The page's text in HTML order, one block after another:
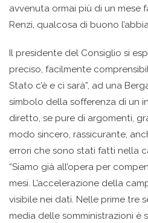
avvenuta ormai più di un mese
Renzi, qualcosa di buono
Il presidente del Consiglio si
preciso, facilmente
Stato c’è e ci sarà”, ad una
simbolo della sofferenza di un
diretto, se pure di argomenti,
modo sincero, rassicurante,
errori che sono stati fatti nella
“Siamo già all’opera per
mesi. L’accelerazione della
visibile nei dati. Nelle prime tre
media delle somministrazioni è